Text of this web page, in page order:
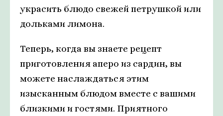
украсить блюдо свежей петрушкой или
дольками лимона.
Теперь, когда вы знаете рецепт
приготовления аперо из сардин, вы
можете наслаждаться этим
изысканным блюдом вместе с вашими
близкими и гостями. Приятного